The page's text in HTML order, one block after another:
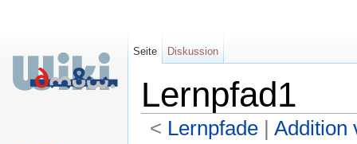
Lernpfad1
< Lernpfade‎ | Addition
Seite Diskussion